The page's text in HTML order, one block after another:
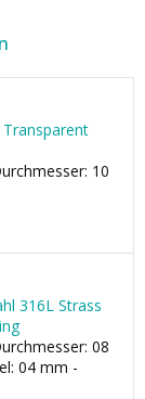
Transparent
10
316L Strass
08
04 mm -